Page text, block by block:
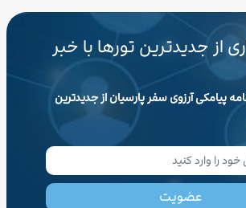
از جدیدترین تورها با خبر
پیامکی آرزوی سفر پارسیان از جدیدترین
عضویت